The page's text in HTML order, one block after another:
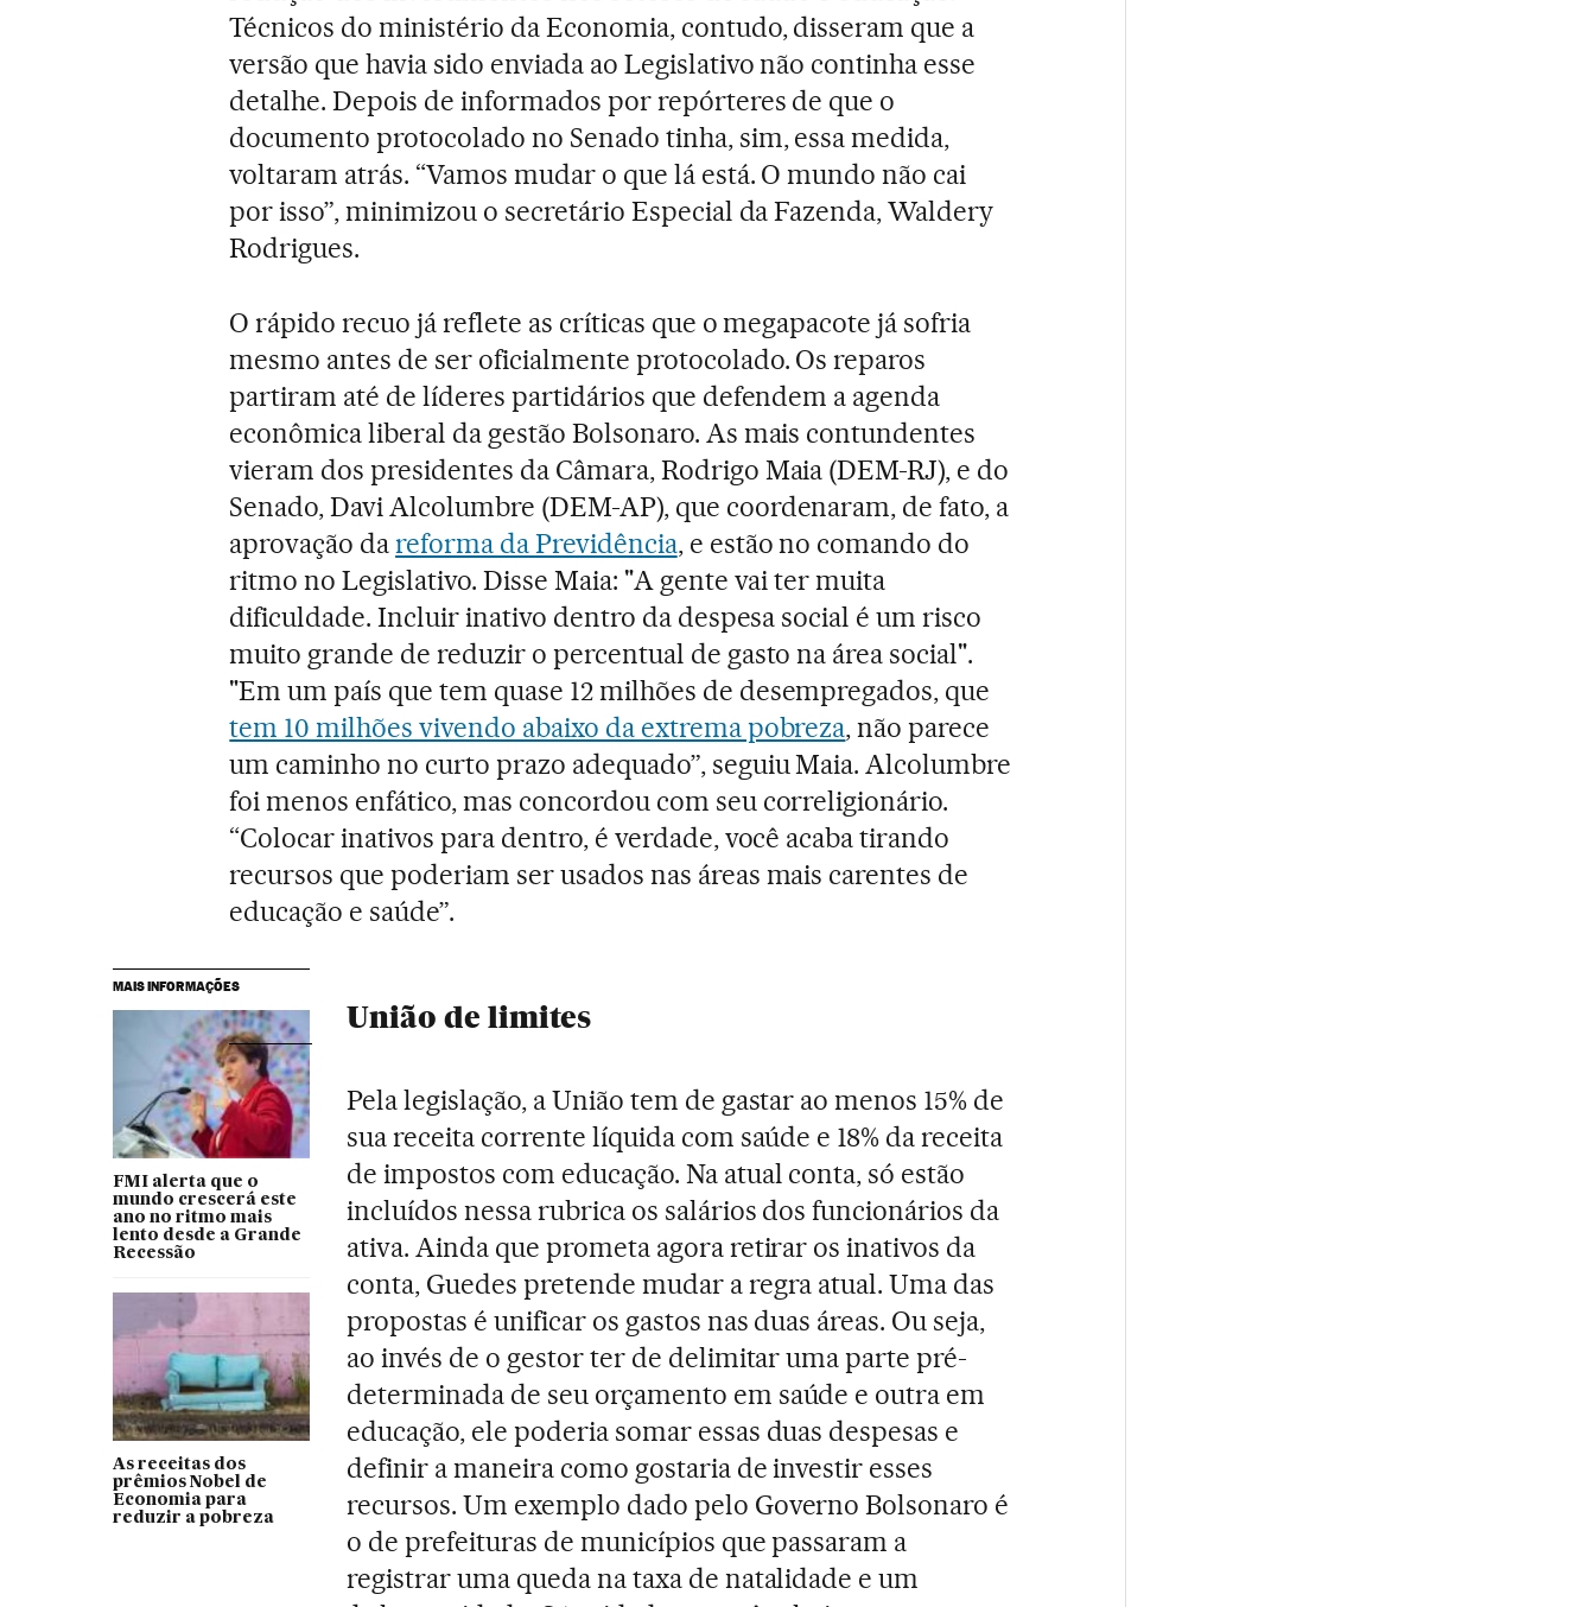
Técnicos do ministério da Economia, contudo, disseram que a
versão que havia sido enviada ao Legislativo não continha esse
detalhe. Depois de informados por repórteres de que o
documento protocolado no Senado tinha, sim, essa medida,
voltaram atrás. “Vamos mudar o que lá está. O mundo não cai
por isso”, minimizou o secretário Especial da Fazenda, Waldery
Rodrigues.
O rápido recuo já reflete as críticas que o megapacote já sofria
mesmo antes de ser oficialmente protocolado. Os reparos
partiram até de líderes partidários que defendem a agenda
econômica liberal da gestão Bolsonaro. As mais contundentes
vieram dos presidentes da Câmara, Rodrigo Maia (DEM-RJ), e do
Senado, Davi Alcolumbre (DEM-AP), que coordenaram, de fato, a
aprovação dareforma da Previdência, e estão no comando do
ritmo no Legislativo. Disse Maia: "A gente vai ter muita
dificuldade. Incluir inativo dentro da despesa social é um risco
muito grande de reduzir o percentual de gasto na área social".
"Em um país que tem quase 12 milhões de desempregados, que
tem 10 milhões vivendo abaixo da extrema pobreza, não parece
um caminho no curto prazo adequado”, seguiu Maia. Alcolumbre
foi menos enfático, mas concordou com seu correligionário.
“Colocar inativos para dentro, é verdade, você acaba tirando
recursos que poderiam ser usados nas áreas mais carentes de
educação e saúde”.
MAIS INFORMAÇÕES
FMI alerta que o
mundo crescerá este
ano no ritmo mais
lento desde a Grande
Recessão
As receitas dos
prêmios Nobel de
Economia para
reduzir a pobreza
União de limites
Pela legislação, a União tem de gastar ao menos 15% de
sua receita corrente líquida com saúde e 18% da receita
de impostos com educação. Na atual conta, só estão
incluídos nessa rubrica os salários dos funcionários da
ativa. Ainda que prometa agora retirar os inativos da
conta, Guedes pretende mudar a regra atual. Uma das
propostas é unificar os gastos nas duas áreas. Ou seja,
ao invés de o gestor ter de delimitar uma parte pré-
determinada de seu orçamento em saúde e outra em
educação, ele poderia somar essas duas despesas e
definir a maneira como gostaria de investir esses
recursos. Um exemplo dado pelo Governo Bolsonaro é
o de prefeituras de municípios que passaram a
registrar uma queda na taxa de natalidade e um